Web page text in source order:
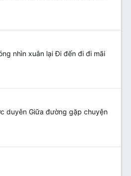
nhìn xuân lại Đi đến đi đi mãi
duyên Giữa đường gặp chuyện